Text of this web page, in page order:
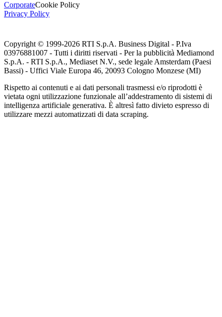
CorporateCookie Policy
Privacy Policy
Copyright © 1999-2026 RTI S.p.A. Business Digital - P.Iva
03976881007 - Tutti i diritti riservati - Per la pubblicità Mediamond
S.p.A. - RTI S.p.A., Mediaset N.V., sede legale Amsterdam (Paesi
Bassi) - Uffici Viale Europa 46, 20093 Cologno Monzese (MI)
Rispetto ai contenuti e ai dati personali trasmessi e/o riprodotti è
vietata ogni utilizzazione funzionale all’addestramento di sistemi di
intelligenza artificiale generativa. È altresì fatto divieto espresso di
utilizzare mezzi automatizzati di data scraping.